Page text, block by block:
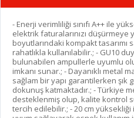
- Enerji verimliliği sınıfı A++ ile
elektrik faturalarınızı düşürmeye
boyutlarındaki kompakt
rahatlıkla kullanılabilir.; - GU10
bulunabilen ampullerle uyumlu
imkanı sunar.; - Dayanıklı metal
sağlam bir yapı garantilerken
dokunuş katmaktadır.; - Türkiye
desteklenmiş olup, kalite kontrol
tercih edilebilir.; - 20 cm